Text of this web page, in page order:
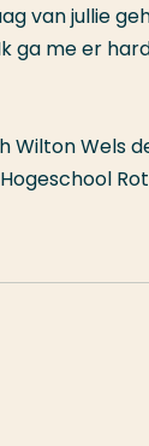
van jullie
ga me er
Wilton Wels